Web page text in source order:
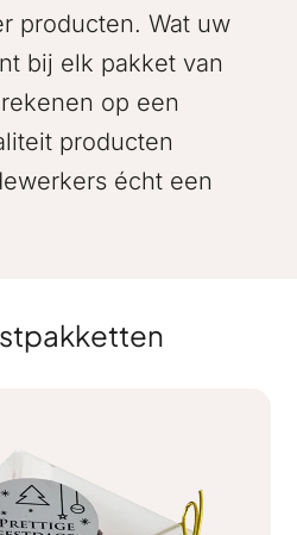
producten. Wat uw
bij elk pakket van
op een
producten
écht een